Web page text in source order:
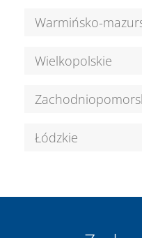
Warmińsko-
Wielkopolskie
Łódzkie